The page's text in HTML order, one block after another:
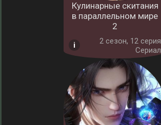
Кулинарные скитания
в параллельном мире
2
2 cезон, 12 серия
Сериал